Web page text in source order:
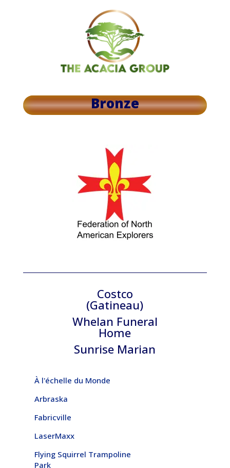
Bronze
Costco
(Gatineau)
Whelan Funeral
Home
Sunrise Marian
À l'échelle du Monde
Arbraska
Fabricville
LaserMaxx
Flying Squirrel Trampoline
Park